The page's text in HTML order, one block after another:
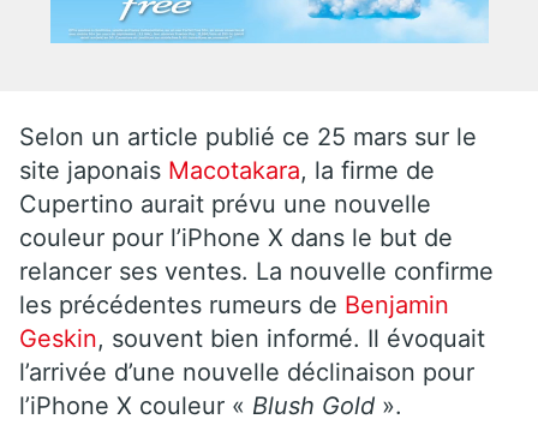
Selon un article publié ce 25 mars sur le
site japonais Macotakara, la firme de
Cupertino aurait prévu une nouvelle
couleur pour l’iPhone X dans le but de
relancer ses ventes. La nouvelle confirme
les précédentes rumeurs de Benjamin
Geskin, souvent bien informé. Il évoquait
l’arrivée d’une nouvelle déclinaison pour
l’iPhone X couleur « Blush Gold ».